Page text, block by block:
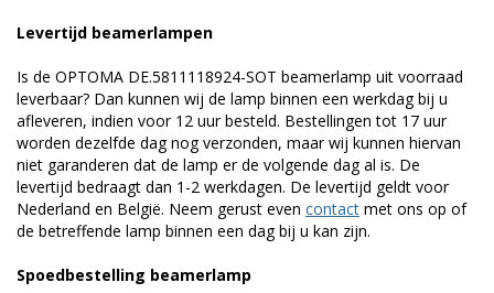
Levertijd beamerlampen
Is de OPTOMA DE.5811118924-SOT beamerlamp uit voorraad
leverbaar? Dan kunnen wij de lamp binnen een werkdag bij u
afleveren, indien voor 12 uur besteld. Bestellingen tot 17 uur
worden dezelfde dag nog verzonden, maar wij kunnen hiervan
niet garanderen dat de lamp er de volgende dag al is. De
levertijd bedraagt dan 1-2 werkdagen. De levertijd geldt voor
Nederland en België. Neem gerust even contact met ons op of
de betreffende lamp binnen een dag bij u kan zijn.
Spoedbestelling beamerlamp